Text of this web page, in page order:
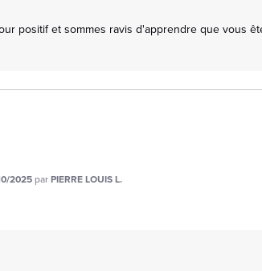
positif et sommes ravis d'apprendre que vous
2025 parPIERRE LOUIS L.